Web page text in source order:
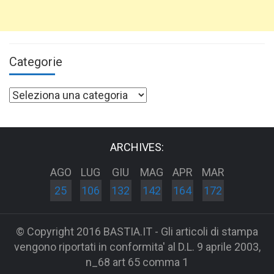
Categorie
Categorie
ARCHIVES:
AGO
25
LUG
106
GIU
132
MAG
142
APR
164
MAR
172
© Copyright 2016 BASTIA.IT - Gli articoli di stampa
vengono riportati in conformita' al D.L. 9 aprile 2003,
n_68 art 65 comma 1